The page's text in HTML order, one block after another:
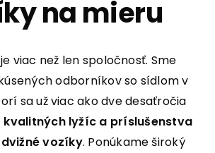
na mieru
je viac než len spoločnosť. Sme
odborníkov so sídlom v
sa už viac ako dve desaťročia
kvalitných lyžíc a príslušenstva
vozíky. Ponúkame široký